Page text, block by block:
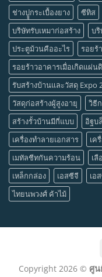
ช่างปููกระเบื้องยาง
ซีทิส
บริษัทรับเหมาก่อสร้าง
บริ
ประตูม้วนคืออะไร
รอยร้
รอยร้าวอาคารเมื่อเกิดแผ่น
รับสร้างบ้านและวัสดุ Expo
วัสดุก่อสร้างผู้สูงอายุ
วิธี
สร้างรั้วบ้านมีกี่แบบ
อิฐบ
เครื่องทำลายเอกสาร
เค
เมทัลชีทกันความร้อน
เ
เหล็กกล่อง
เอสซีจี เอ
ไทยนพวงศ์ ค้าไม้
Copyright 2026 © ศูน